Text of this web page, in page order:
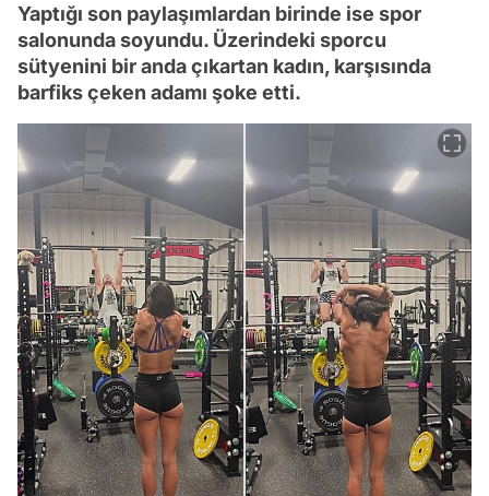
Yaptığı son paylaşımlardan birinde ise spor
salonunda soyundu. Üzerindeki sporcu
sütyenini bir anda çıkartan kadın, karşısında
barfiks çeken adamı şoke etti.